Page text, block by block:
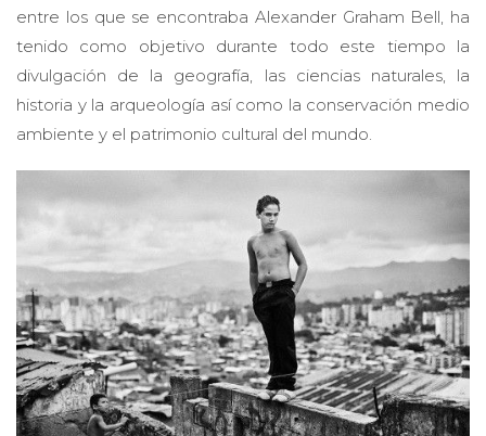
entre los que se encontraba Alexander Graham Bell, ha
tenido como objetivo durante todo este tiempo la
divulgación de la geografía, las ciencias naturales, la
historia y la arqueología así como la conservación medio
ambiente y el patrimonio cultural del mundo.